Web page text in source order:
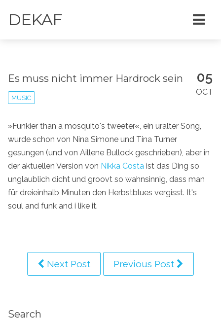
DEKAF
05
OCT
Es muss nicht immer Hardrock sein
MUSIC
»Funkier than a mosquito's tweeter«, ein uralter Song,
wurde schon von Nina Simone und Tina Turner
gesungen (und von Aillene Bullock geschrieben), aber in
der aktuellen Version von Nikka Costa ist das Ding so
unglaublich dicht und groovt so wahnsinnig, dass man
für dreieinhalb Minuten den Herbstblues vergisst. It's
soul and funk and i like it.
Next Post Previous Post
Search